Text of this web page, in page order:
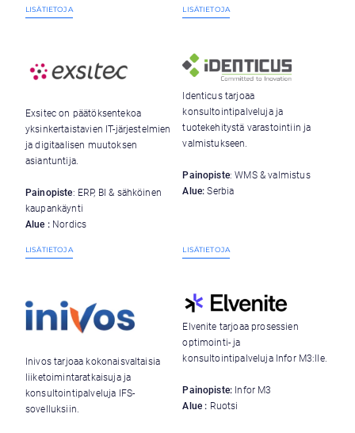
LISÄTIETOJA LISÄTIETOJA
Exsitec on päätöksentekoa
yksinkertaistavien IT-järjestelmien
ja digitaalisen muutoksen
asiantuntija.
Painopiste: ERP, BI & sähköinen
kaupankäynti
Alue :Nordics
LISÄTIETOJA
Identicus tarjoaa
konsultointipalveluja ja
tuotekehitystä varastointiin ja
valmistukseen.
Painopiste: WMS & valmistus
Alue: Serbia
LISÄTIETOJA
Inivos tarjoaa kokonaisvaltaisia
liiketoimintaratkaisuja ja
konsultointipalveluja IFS-
sovelluksiin.
Elvenite tarjoaa prosessien
optimointi- ja
konsultointipalveluja Infor M3:lle.
Painopiste: Infor M3
Alue : Ruotsi